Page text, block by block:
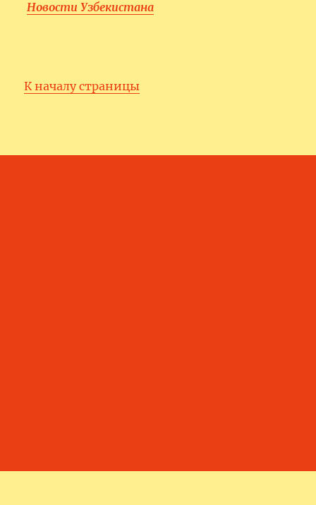
Новости Узбекистана
К началу страницы